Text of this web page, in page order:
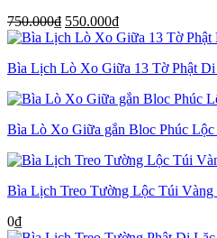
750.000₫ Giá
gốc
750.000₫.
550.000₫Giá
hiện
là:
Bìa Lịch Lò Xo Giữa 13 Tờ Phật
Bìa Lò Xo Giữa gắn Bloc Phúc
Bìa Lịch Treo Tường Lộc Túi
0₫